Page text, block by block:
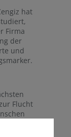
hat
Firma
der
und
Flucht